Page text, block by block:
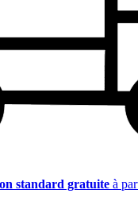
standard gratuite à